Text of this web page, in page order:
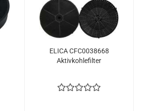
ELICA CFC0038668
Aktivkohlefilter